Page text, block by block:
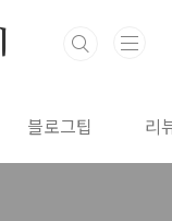
블로그팁 리